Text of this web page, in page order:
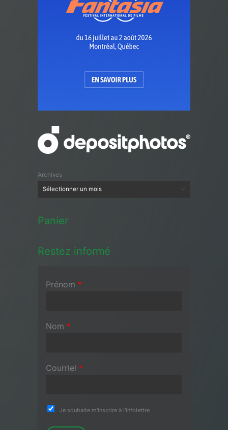
Archives
Panier
Restez informé
Prénom *
Nom *
Courriel *
Je souhaite m'inscrire à l'infolettre